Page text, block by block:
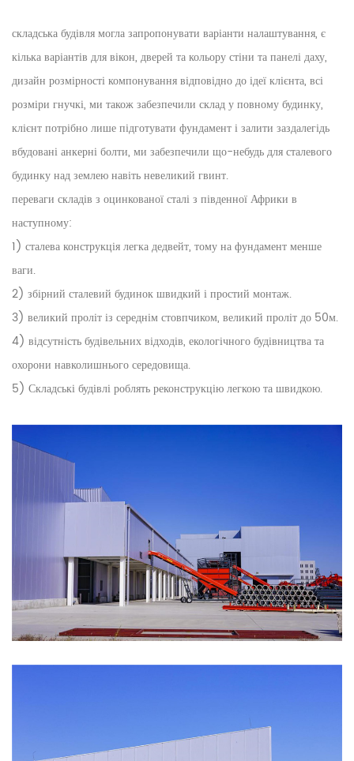
складська будівля могла запропонувати варіанти налаштування, є
кілька варіантів для вікон, дверей та кольору стіни та панелі даху,
дизайн розмірності компонування відповідно до ідеї клієнта, всі
розміри гнучкі, ми також забезпечили склад у повному будинку,
клієнт потрібно лише підготувати фундамент і залити заздалегідь
вбудовані анкерні болти, ми забезпечили що-небудь для сталевого
будинку над землею навіть невеликий гвинт.
переваги складів з оцинкованої сталі з південної Африки в
наступному:
1) сталева конструкція легка дедвейт, тому на фундамент менше
ваги.
2) збірний сталевий будинок швидкий і простий монтаж.
3) великий проліт із середнім стовпчиком, великий проліт до 50м.
4) відсутність будівельних відходів, екологічного будівництва та
охорони навколишнього середовища.
5) Складські будівлі роблять реконструкцію легкою та швидкою.